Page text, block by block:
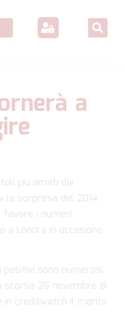
a
più amati dai
sorpresa del 2014.
favore i numeri
a Londra in occasione
positivi sono numerosi,
scorso 26 novembre di
in creditwatch il merito